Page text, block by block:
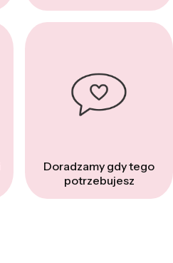
Doradzamy gdy tego
potrzebujesz